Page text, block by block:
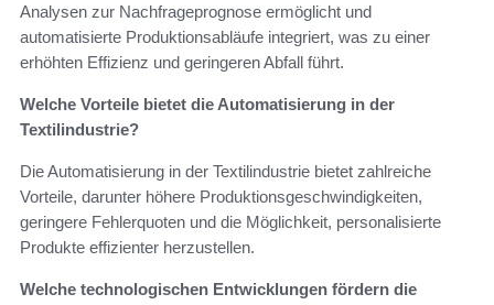
Analysen zur Nachfrageprognose ermöglicht und
automatisierte Produktionsabläufe integriert, was zu einer
erhöhten Effizienz und geringeren Abfall führt.
Welche Vorteile bietet die Automatisierung in der
Textilindustrie?
Die Automatisierung in der Textilindustrie bietet zahlreiche
Vorteile, darunter höhere Produktionsgeschwindigkeiten,
geringere Fehlerquoten und die Möglichkeit, personalisierte
Produkte effizienter herzustellen.
Welche technologischen Entwicklungen fördern die